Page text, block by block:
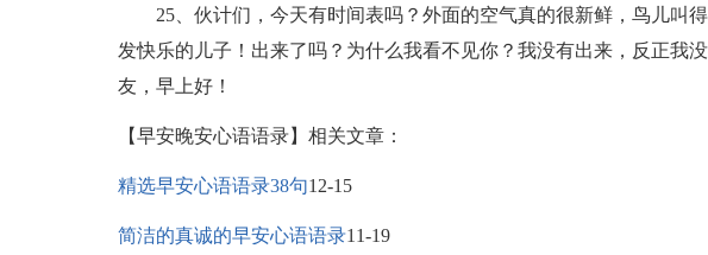
25、伙计们，今天有时间表吗？外面的空气真的很新鲜，鸟儿叫
发快乐的儿子！出来了吗？为什么我看不见你？我没有出来，反正我
友，早上好！
【早安晚安心语语录】相关文章：
精选早安心语语录38句12-15
简洁的真诚的早安心语语录11-19